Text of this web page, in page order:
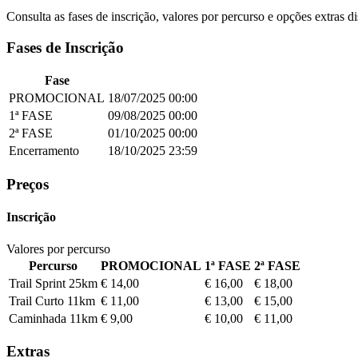
Consulta as fases de inscrição, valores por percurso e opções extras
Fases de Inscrição
Fase
PROMOCIONAL 18/07/2025 00:00
1ª FASE
09/08/2025 00:00
2ª FASE
01/10/2025 00:00
Encerramento
18/10/2025 23:59
Preços
Inscrição
Valores por percurso
Percurso
PROMOCIONAL 1ª FASE 2ª FASE
Trail Sprint 25km € 14,00 € 16,00
€ 18,00
Trail Curto 11km € 11,00 € 13,00
€ 15,00
Caminhada 11km € 9,00 € 10,00 € 11,00
Extras